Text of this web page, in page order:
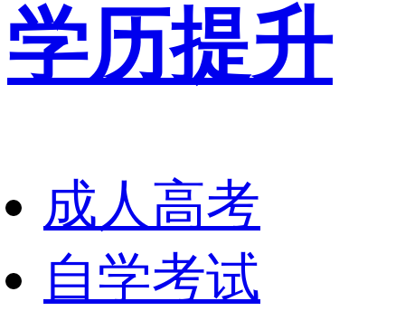
学历提升
成人高考
自学考试